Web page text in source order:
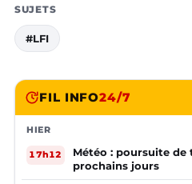
SUJETS
#LFI
FIL INFO24/7
HIER
17h12
Météo : poursuite de
prochains jours